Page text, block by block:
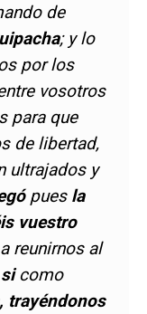
de
; y lo
por los
vosotros
para que
de libertad,
ultrajados y
puesla
vuestro
reunirnos al
como
trayéndonos